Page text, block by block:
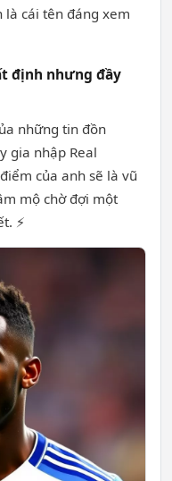
là cái tên đáng xem
định nhưng đầy
những tin đồn
gia nhập Real
của anh sẽ là vũ
mộ chờ đợi một
⚡